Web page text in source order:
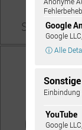
SchaftGoogle
Google
ⓘ Alle
YouTube
Google